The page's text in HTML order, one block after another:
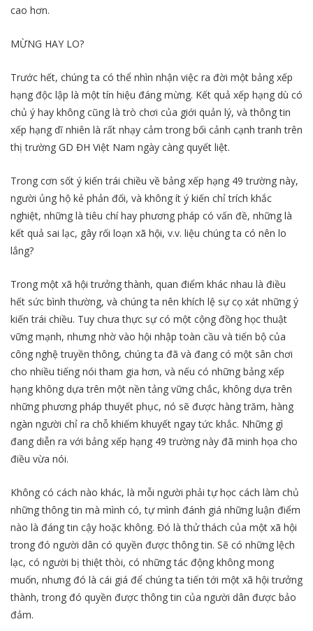
cao hơn.
MỪNG HAY LO?
Trước hết, chúng ta có thể nhìn nhận việc ra đời một bảng xếp
hạng độc lập là một tín hiệu đáng mừng. Kết quả xếp hạng dù có
chủ ý hay không cũng là trò chơi của giới quản lý, và thông tin
xếp hạng dĩ nhiên là rất nhạy cảm trong bối cảnh cạnh tranh trên
thị trường GD ĐH Việt Nam ngày càng quyết liệt.
Trong cơn sốt ý kiến trái chiều về bảng xếp hạng 49 trường này,
người ủng hộ kẻ phản đối, và không ít ý kiến chỉ trích khắc
nghiệt, những là tiêu chí hay phương pháp có vấn đề, những là
kết quả sai lạc, gây rối loạn xã hội, v.v. liệu chúng ta có nên lo
lắng?
Trong một xã hội trưởng thành, quan điểm khác nhau là điều
hết sức bình thường, và chúng ta nên khích lệ sự cọ xát những ý
kiến trái chiều. Tuy chưa thực sự có một cộng đồng học thuật
vững mạnh, nhưng nhờ vào hội nhập toàn cầu và tiến bộ của
công nghệ truyền thông, chúng ta đã và đang có một sân chơi
cho nhiều tiếng nói tham gia hơn, và nếu có những bảng xếp
hạng không dựa trên một nền tảng vững chắc, không dựa trên
những phương pháp thuyết phục, nó sẽ được hàng trăm, hàng
ngàn người chỉ ra chỗ khiếm khuyết ngay tức khắc. Những gì
đang diễn ra với bảng xếp hạng 49 trường này đã minh họa cho
điều vừa nói.
Không có cách nào khác, là mỗi người phải tự học cách làm chủ
những thông tin mà mình có, tự mình đánh giá những luận điểm
nào là đáng tin cậy hoặc không. Đó là thử thách của một xã hội
trong đó người dân có quyền được thông tin. Sẽ có những lệch
lạc, có người bị thiệt thòi, có những tác động không mong
muốn, nhưng đó là cái giá để chúng ta tiến tới một xã hội trưởng
thành, trong đó quyền được thông tin của người dân được bảo
đảm.